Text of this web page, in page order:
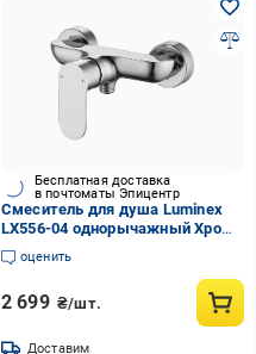
Бесплатная доставка
в почтоматы Эпицентр
Смеситель для душа Luminex
LX556-04 однорычажный Хром
(EA-LX556-04)
оценить
2 699 ₴/шт.
Доставим